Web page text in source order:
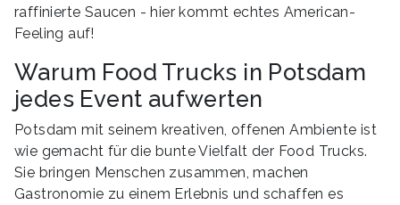
raffinierte Saucen - hier kommt echtes American-
Feeling auf!
Warum Food Trucks in Potsdam
jedes Event aufwerten
Potsdam mit seinem kreativen, offenen Ambiente ist
wie gemacht für die bunte Vielfalt der Food Trucks.
Sie bringen Menschen zusammen, machen
Gastronomie zu einem Erlebnis und schaffen es